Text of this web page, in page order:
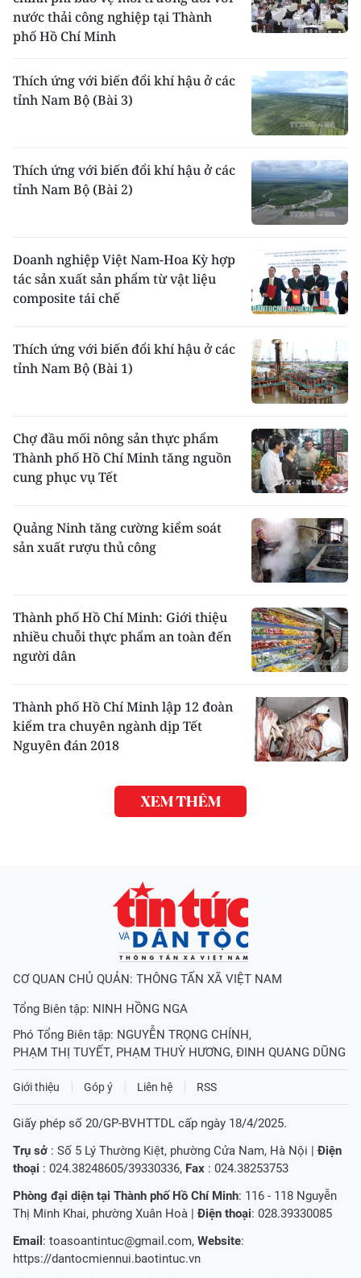
nước thải công nghiệp tại Thành
phố Hồ Chí Minh
Thích ứng với biến đổi khí hậu ở các
tỉnh Nam Bộ (Bài 3)
Thích ứng với biến đổi khí hậu ở các
tỉnh Nam Bộ (Bài 2)
Doanh nghiệp Việt Nam-Hoa Kỳ hợp
tác sản xuất sản phẩm từ vật liệu
composite tái chế
Thích ứng với biến đổi khí hậu ở các
tỉnh Nam Bộ (Bài 1)
Chợ đầu mối nông sản thực phẩm
Thành phố Hồ Chí Minh tăng nguồn
cung phục vụ Tết
Quảng Ninh tăng cường kiểm soát
sản xuất rượu thủ công
Thành phố Hồ Chí Minh: Giới thiệu
nhiều chuỗi thực phẩm an toàn đến
người dân
Thành phố Hồ Chí Minh lập 12 đoàn
kiểm tra chuyên ngành dịp Tết
Nguyên đán 2018
XEM THÊM
CƠ QUAN CHỦ QUẢN: THÔNG TẤN XÃ VIỆT NAM
Tổng Biên tập: NINH HỒNG NGA
Phó Tổng Biên tập: NGUYỄN TRỌNG CHÍNH,
PHẠM THỊ TUYẾT, PHẠM THUỲ HƯƠNG, ĐINH QUANG DŨNG
Giới thiệu Góp ý Liên hệ RSS
Giấy phép số 20/GP-BVHTTDL cấp ngày 18/4/2025.
Trụ sở : Số 5 Lý Thường Kiệt, phường Cửa Nam, Hà Nội |Điện
thoại : 024.38248605/39330336, Fax : 024.38253753
Phòng đại diện tại Thành phố Hồ Chí Minh: 116 - 118 Nguyễn
Thị Minh Khai, phường Xuân Hoà |Điện thoại: 028.39330085
Email : toasoantintuc@gmail.com, Website:
https://dantocmiennui.baotintuc.vn